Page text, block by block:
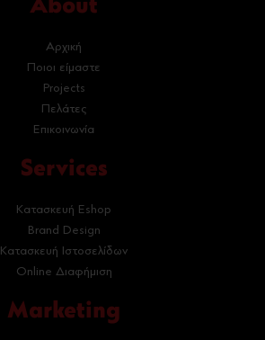
About
Αρχική
Ποιοι είμαστε
Projects
Πελάτες
Επικοινωνία
Services
Κατασκευή Eshop
Brand Design
Κατασκευή Ιστοσελίδων
Online Διαφήμιση
Marketing